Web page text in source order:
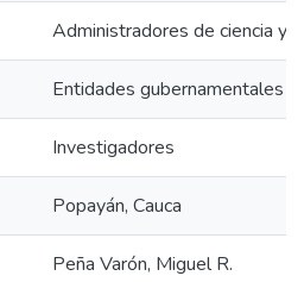
Administradores de ciencia y
Entidades gubernamentales
Investigadores
Popayán, Cauca
Peña Varón, Miguel R.